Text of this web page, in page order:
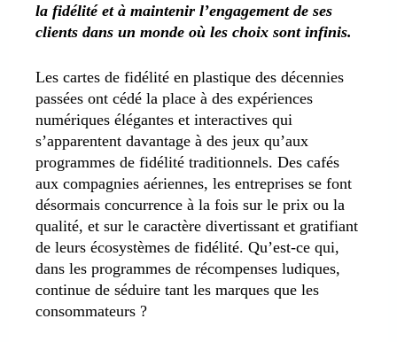
la fidélité et à maintenir l’engagement de ses
clients dans un monde où les choix sont infinis.
Les cartes de fidélité en plastique des décennies
passées ont cédé la place à des expériences
numériques élégantes et interactives qui
s’apparentent davantage à des jeux qu’aux
programmes de fidélité traditionnels. Des cafés
aux compagnies aériennes, les entreprises se font
désormais concurrence à la fois sur le prix ou la
qualité, et sur le caractère divertissant et gratifiant
de leurs écosystèmes de fidélité. Qu’est-ce qui,
dans les programmes de récompenses ludiques,
continue de séduire tant les marques que les
consommateurs ?